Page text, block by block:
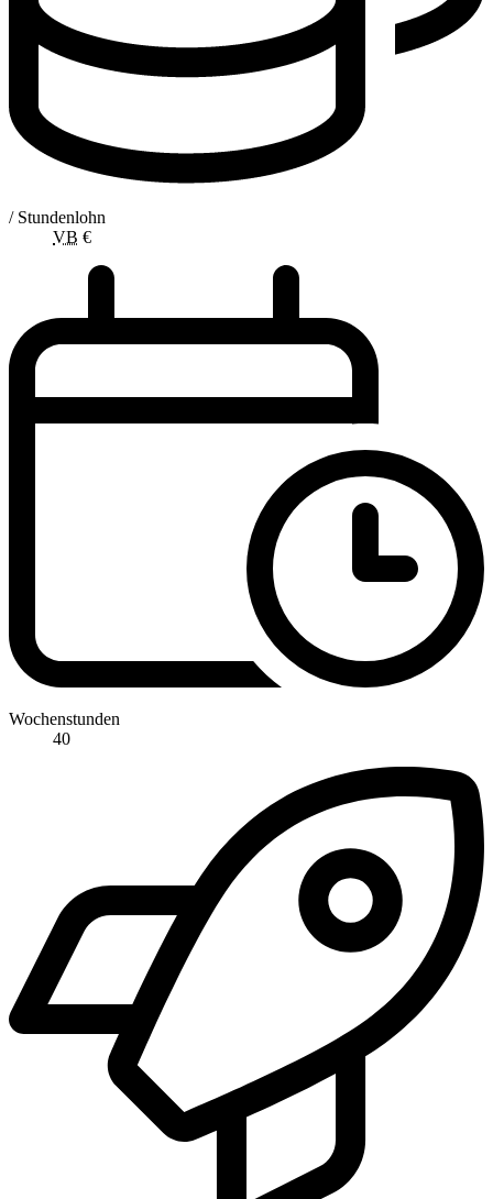
/ Stundenlohn
VB €
Wochenstunden
40